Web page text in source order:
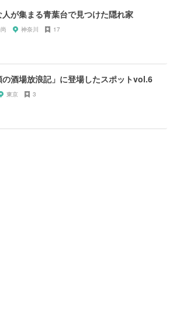
人が集まる青葉台で見つけた隠れ家
神奈川 17
の酒場放浪記」に登場したスポットvol.6
東京 3